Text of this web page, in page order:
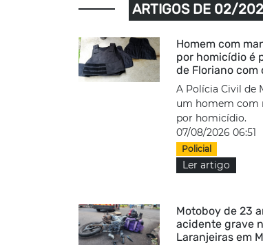
ARTIGOS DE 02/
Homem com
por homicídio é
de Floriano
A Polícia Civil de
um homem com
por homicídio.
07/08/2026 06:51
Policial
Ler artigo
Motoboy de 23
acidente grave
Laranjeiras em